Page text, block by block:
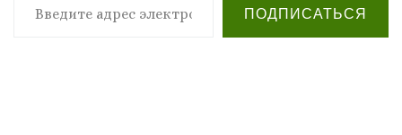
ПОДПИСАТЬСЯ